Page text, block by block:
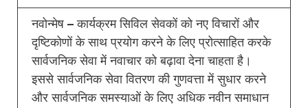
नवोन्मेष – कार्यक्रम सिविल सेवकों को नए विचारों और
दृष्टिकोणों के साथ प्रयोग करने के लिए प्रोत्साहित करके
सार्वजनिक सेवा में नवाचार को बढ़ावा देना चाहता है।
इससे सार्वजनिक सेवा वितरण की गुणवत्ता में सुधार करने
और सार्वजनिक समस्याओं के लिए अधिक नवीन समाधान